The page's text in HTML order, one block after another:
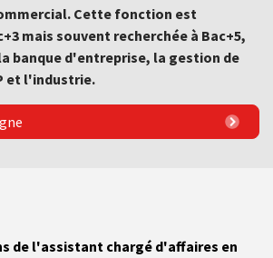
Cette fonction est
mais souvent recherchée à Bac+5,
banque d'entreprise, la gestion de
et l'industrie.
de l'assistant chargé d'affaires en